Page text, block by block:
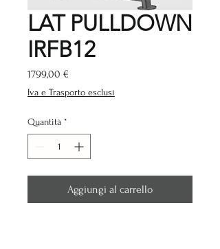
LAT PULLDOWN
IRFB12
1799,00 €
Iva e Trasporto esclusi
Quantità *
Aggiungi al carrello